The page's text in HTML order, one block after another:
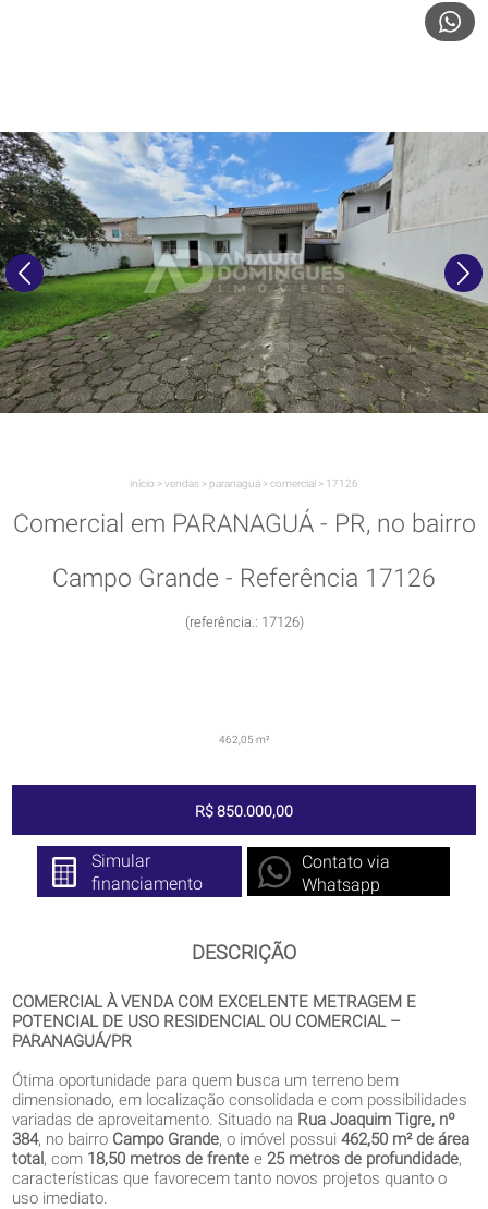
início >vendas > paranaguá >comercial > 17126
Comercial em PARANAGUÁ - PR, no bairro
Campo Grande - Referência 17126
(referência.: 17126)
462,05 m²
R$ 850.000,00
Simular
financiamento
Contato via
Whatsapp
DESCRIÇÃO
COMERCIAL À VENDA COM EXCELENTE METRAGEM E
POTENCIAL DE USO RESIDENCIAL OU COMERCIAL –
PARANAGUÁ/PR
Ótima oportunidade para quem busca um terreno bem
dimensionado, em localização consolidada e com possibilidades
variadas de aproveitamento. Situado na Rua Joaquim Tigre, nº
384, no bairro Campo Grande, o imóvel possui462,50 m² de área
total , com 18,50 metros de frente e 25 metros de profundidade,
características que favorecem tanto novos projetos quanto o
uso imediato.